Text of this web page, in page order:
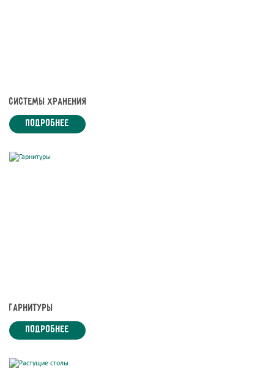
Системы хранения
подробнее
Гарнитуры
подробнее